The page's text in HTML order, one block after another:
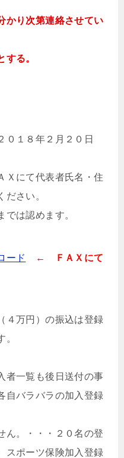
かり次第連絡させてい
る。
０１８年２月２０日
Ｘにて代表者氏名・住
ださい。
は認めます。
ード
← ＦＡＸにて
４万円）の振込は登録
一覧も後日送付の事
自バラバラの加入登録
ん。・・・２０名の登
スポーツ保険加入登録